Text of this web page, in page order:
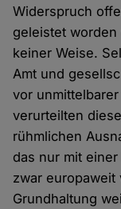
Widerspruch
geleistet worden
keiner Weise.
Amt und
vor
verurteilten
rühmlichen
das nur mit
zwar
Grundhaltung